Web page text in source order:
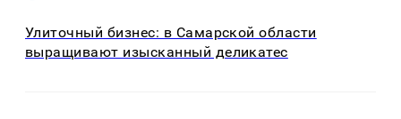
Улиточный бизнес: в Самарской области
выращивают изысканный деликатес